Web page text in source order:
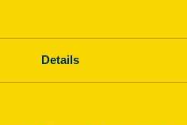
Details
1 von
Denkmal